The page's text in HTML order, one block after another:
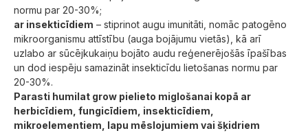
normu par 20-30%;
ar insekticīdiem – stiprinot augu imunitāti, nomāc patogēno
mikroorganismu attīstību (auga bojājumu vietās), kā arī
uzlabo ar sūcējkukaiņu bojāto audu reģenerējošās īpašības
un dod iespēju samazināt insekticīdu lietošanas normu par
20-30%.
Parasti humilat grow pielieto miglošanai kopā ar
herbicīdiem, fungicīdiem, insekticīdiem,
mikroelementiem, lapu mēslojumiem vai šķidriem